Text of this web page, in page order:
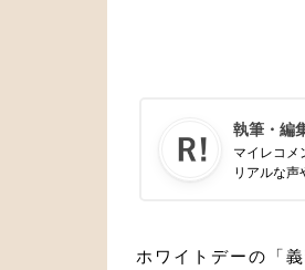
執筆・編
マイレコメ
リアルな声
ホワイトデーの「